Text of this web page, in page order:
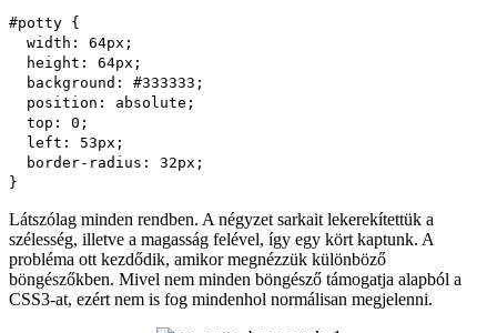
#potty {
width : 64px ;
height : 64px ;
background : #333333 ;
position : absolute ;
top : 0 ;
left : 53px ;
border-radius : 32px ;
}
Látszólag minden rendben. A négyzet sarkait lekerekítettük a
szélesség, illetve a magasság felével, így egy kört kaptunk. A
probléma ott kezdődik, amikor megnézzük különböző
böngészőkben. Mivel nem minden böngésző támogatja alapból a
CSS3-at, ezért nem is fog mindenhol normálisan megjelenni.